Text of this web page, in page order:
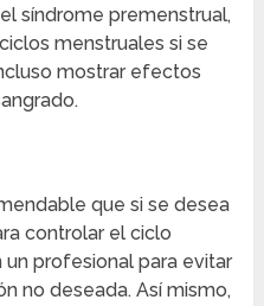
síndrome premenstrual,
menstruales si se
mostrar efectos
que si se desea
controlar el ciclo
profesional para evitar
no deseada. Así mismo,